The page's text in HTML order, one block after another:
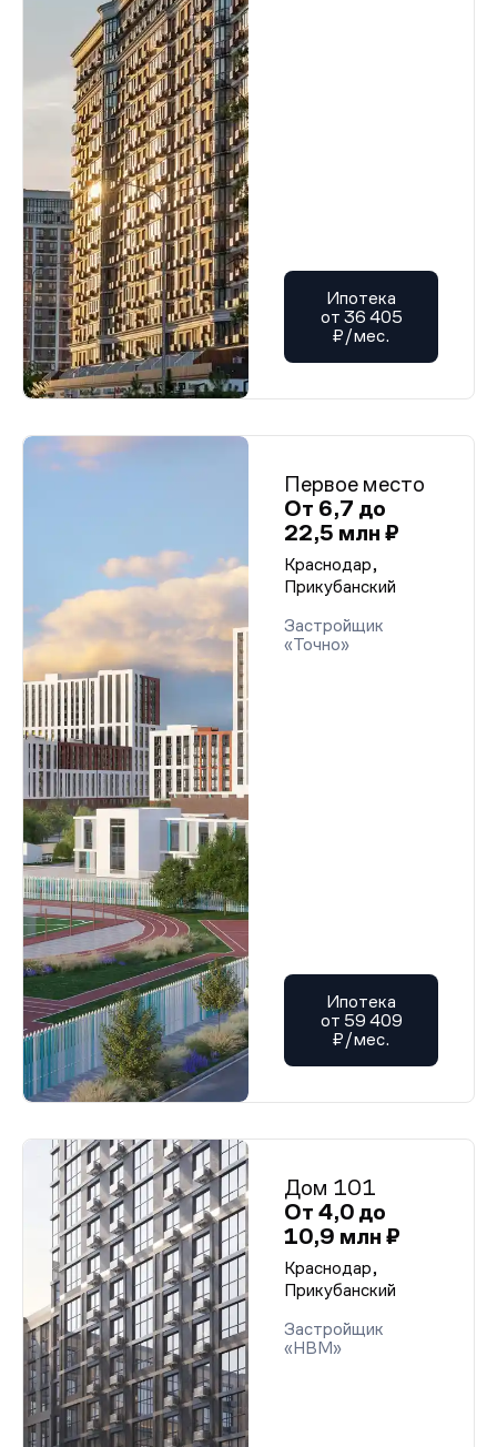
Ипотека
от 36 405
₽/мес.
Первое место
От 6,7 до
22,5 млн ₽
Краснодар,
Прикубанский
Застройщик
«Точно»
Ипотека
от 59 409
₽/мес.
Дом 101
От 4,0 до
10,9 млн ₽
Краснодар,
Прикубанский
Застройщик
«НВМ»